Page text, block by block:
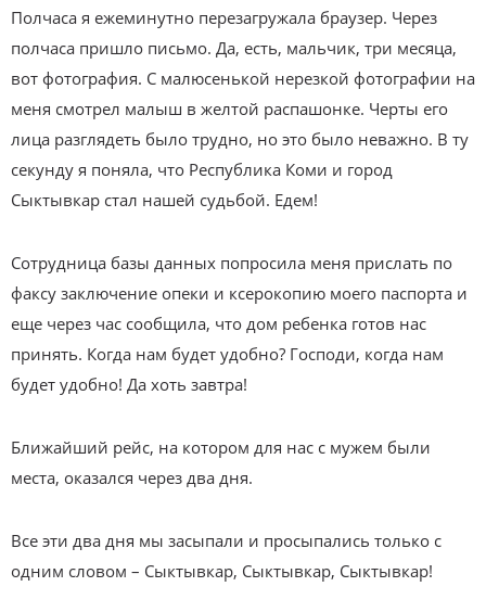
Полчаса я ежеминутно перезагружала браузер. Через
полчаса пришло письмо. Да, есть, мальчик, три месяца,
вот фотография. С малюсенькой нерезкой фотографии на
меня смотрел малыш в желтой распашонке. Черты его
лица разглядеть было трудно, но это было неважно. В ту
секунду я поняла, что Республика Коми и город
Сыктывкар стал нашей судьбой. Едем!
Сотрудница базы данных попросила меня прислать по
факсу заключение опеки и ксерокопию моего паспорта и
еще через час сообщила, что дом ребенка готов нас
принять. Когда нам будет удобно? Господи, когда нам
будет удобно! Да хоть завтра!
Ближайший рейс, на котором для нас с мужем были
места, оказался через два дня.
Все эти два дня мы засыпали и просыпались только с
одним словом – Сыктывкар, Сыктывкар, Сыктывкар!